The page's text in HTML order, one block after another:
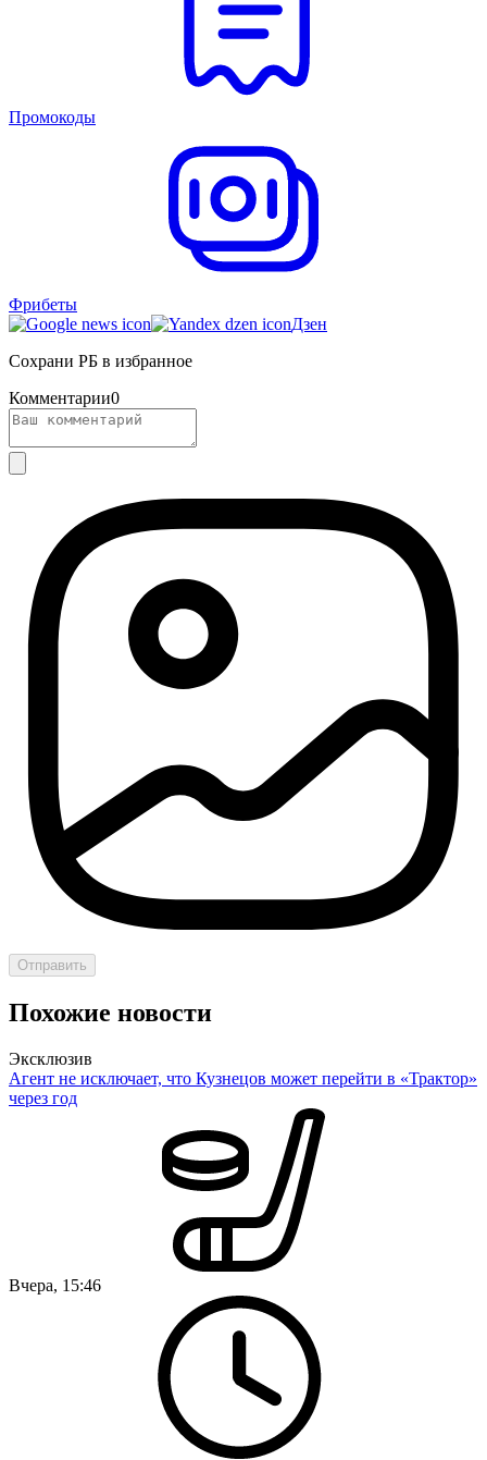
Промокоды
Фрибеты
Дзен
Сохрани РБ в избранное
Комментарии0
Отправить
Похожие новости
Эксклюзив
Агент не исключает, что Кузнецов может перейти в «Трактор»
через год
Вчера, 15:46